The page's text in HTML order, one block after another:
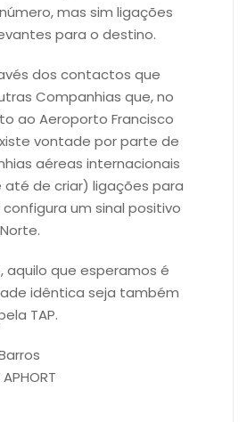
mas sim ligações
para o destino.
dos contactos que
Companhias que, no
ao Aeroporto Francisco
vontade por parte de
aéreas internacionais
de criar) ligações para
um sinal positivo
aquilo que esperamos é
idêntica seja também
TAP.